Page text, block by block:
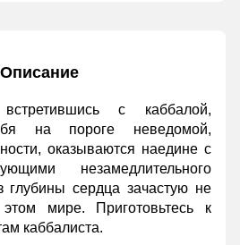
Описание
с каббалой,
на пороге неведомой,
оказываются наедине с
незамедлительного
глубины сердца зачастую не
мире. Приготовьтесь к
каббалиста.